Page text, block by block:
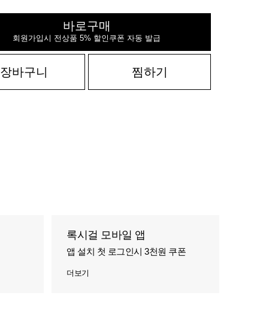
바로구매
회원가입시 전상품 5% 할인쿠폰 자동 발급
장바구니 찜하기
록시걸 모바일 앱
앱 설치 첫 로그인시 3천원 쿠폰
더보기